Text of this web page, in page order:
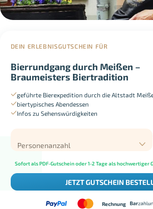
DEIN ERLEBNISGUTSCHEIN FÜR
Bierrundgang durch Meißen –
Braumeisters Biertradition
geführte Bierexpedition durch die Altstadt
biertypisches Abendessen
Infos zu Sehenswürdigkeiten
Personenanzahl
Sofort als PDF-Gutschein oder 1-2 Tage als hochwertiger
JETZT GUTSCHEIN
Rechnung